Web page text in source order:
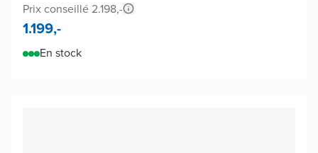
Prix conseillé 2.198,-
1.199,-
En stock